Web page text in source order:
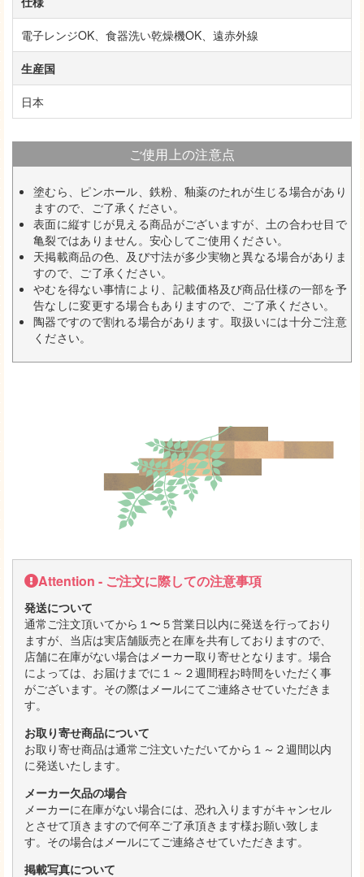
電子レンジOK、食器洗い乾燥機OK、遠赤外線
生産国
日本
ご使用上の注意点
塗むら、ピンホール、鉄粉、釉薬のたれが生じる場合があり
ますので、ご了承ください。
表面に縦すじが見える商品がございますが、土の合わせ目で
亀裂ではありません。安心してご使用ください。
天掲載商品の色、及び寸法が多少実物と異なる場合がありま
すので、ご了承ください。
やむを得ない事情により、記載価格及び商品仕様の一部を予
告なしに変更する場合もありますので、ご了承ください。
陶器ですので割れる場合があります。取扱いには十分ご注意
ください。
Attention - ご注文に際しての注意事項
発送について
通常ご注文頂いてから１〜５営業日以内に発送を行っており
ますが、当店は実店舗販売と在庫を共有しておりますので、
店舗に在庫がない場合はメーカー取り寄せとなります。場合
によっては、お届けまでに１～２週間程お時間をいただく事
がございます。その際はメールにてご連絡させていただきま
す。
お取り寄せ商品について
お取り寄せ商品は通常ご注文いただいてから１～２週間以内
に発送いたします。
メーカー欠品の場合
メーカーに在庫がない場合には、恐れ入りますがキャンセル
とさせて頂きますので何卒ご了承頂きます様お願い致しま
す。その場合はメールにてご連絡させていただきます。
掲載写真について